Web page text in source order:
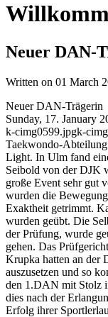
Neuer DAN-
Written on 01 March
Neuer DAN-Trägerin
Sunday, 17. January
k-cimg0599.jpgk-
Taekwondo-
Light. In Ulm fand
Seibold von der DJK
große Event sehr gut
wurden die
Exaktheit getrimmt.
wurden geübt. Die
der Prüfung, wurde
gehen. Das
Krupka hatten an der
auszusetzen und so
den 1.DAN mit Stolz
dies nach der
Erfolg ihrer